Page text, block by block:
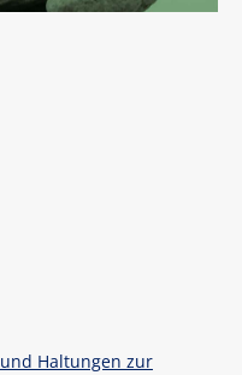
Haltungen zur